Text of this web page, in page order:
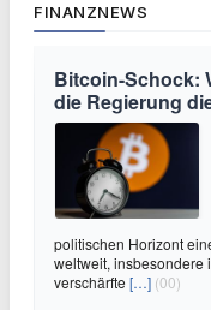
FINANZNEWS
Bitcoin-Schock:
die Regierung
politischen Horizont
weltweit, insbesondere
verschärfte […] (00)